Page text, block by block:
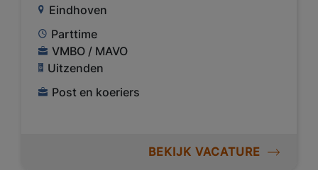
Eindhoven
Parttime
VMBO / MAVO
Uitzenden
Post en koeriers
BEKIJK VACATURE